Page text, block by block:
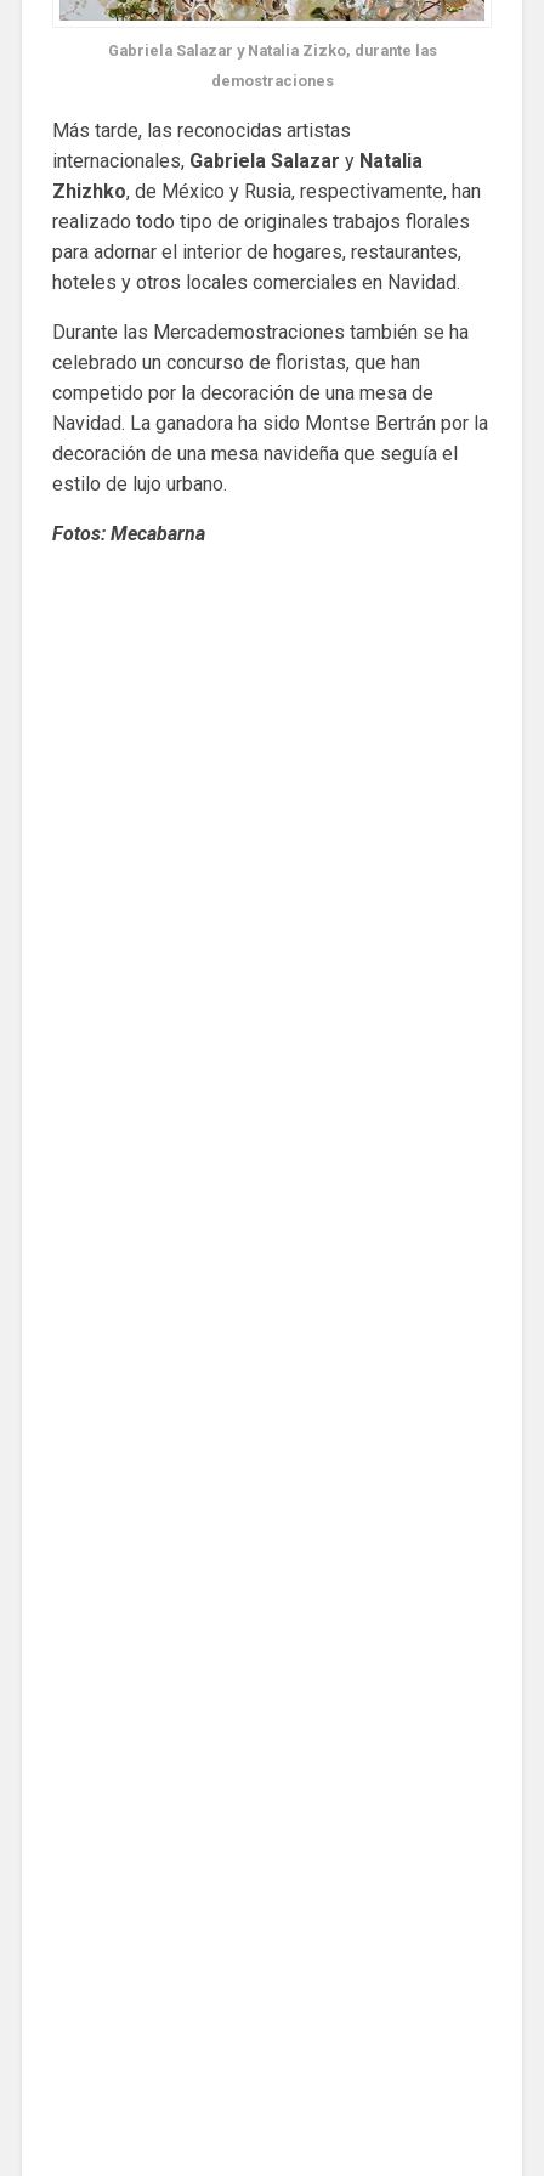
Gabriela Salazar y Natalia Zizko, durante las
demostraciones
Más tarde, las reconocidas artistas
internacionales, Gabriela Salazar y Natalia
Zhizhko, de México y Rusia, respectivamente, han
realizado todo tipo de originales trabajos florales
para adornar el interior de hogares, restaurantes,
hoteles y otros locales comerciales en Navidad.
Durante las Mercademostraciones también se ha
celebrado un concurso de floristas, que han
competido por la decoración de una mesa de
Navidad. La ganadora ha sido Montse Bertrán por la
decoración de una mesa navideña que seguía el
estilo de lujo urbano.
Fotos: Mecabarna